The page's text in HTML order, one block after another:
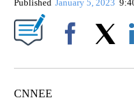
Published January 5, 2023
CNNEE